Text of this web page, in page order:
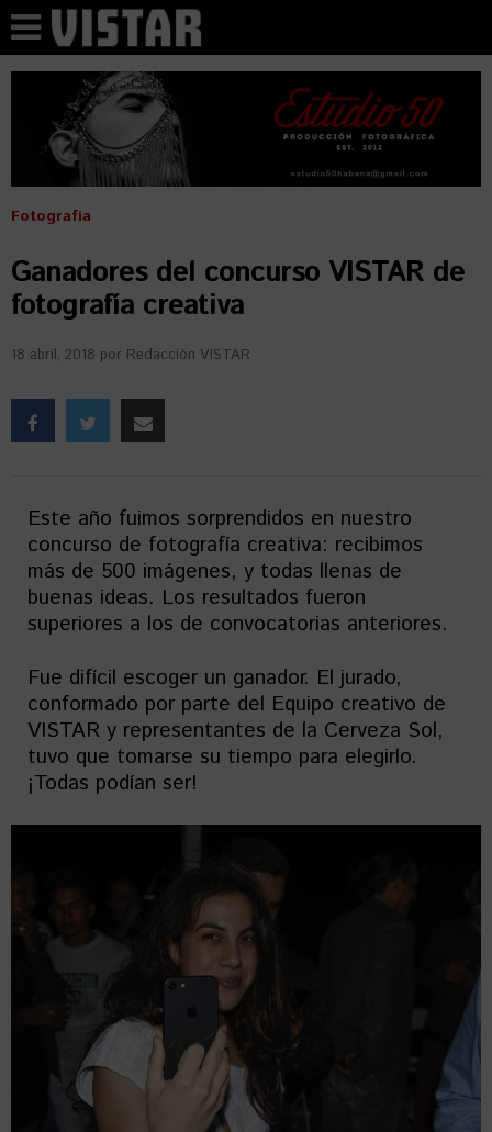
Fotografía
Ganadores del concurso VISTAR de
fotografía creativa
18 abril, 2018 por Redacción VISTAR
Este año fuimos sorprendidos en nuestro
concurso de fotografía creativa: recibimos
más de 500 imágenes, y todas llenas de
buenas ideas. Los resultados fueron
superiores a los de convocatorias anteriores.
Fue difícil escoger un ganador. El jurado,
conformado por parte del Equipo creativo de
VISTAR y representantes de la Cerveza Sol,
tuvo que tomarse su tiempo para elegirlo.
¡Todas podían ser!